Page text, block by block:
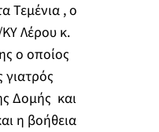
Τεμένια , ο
Λέρου κ.
ο οποίος
γιατρός
Δομής και
η βοήθεια